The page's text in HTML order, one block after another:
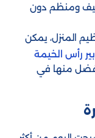
ومنظم دون
المنزل، يمكن
رأس الخيمة
منها في